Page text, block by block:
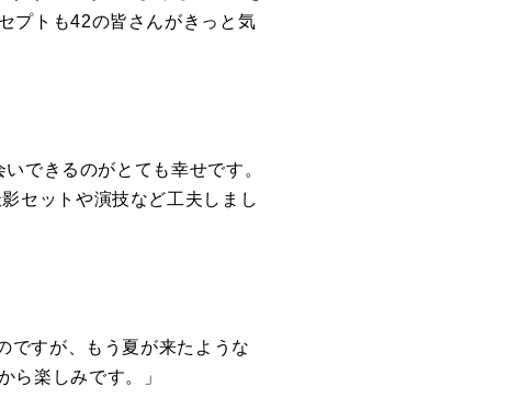
プトも42の皆さんがきっと気
できるのがとても幸せです。
セットや演技など工夫しまし
ですが、
もう夏が来たような
ら楽しみです。」